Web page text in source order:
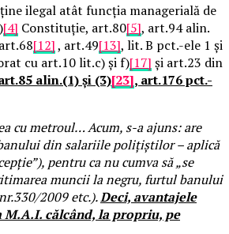
ilegal atât funcția managerială de
[4] Constituție, art.80[5], art.94 alin.
[12], art.49[13], lit. B pct.-ele 1 și
cu art.10 lit.c) și f)[17] și art.23 din
alin.(1) și (3)[23], art.176 pct.-
cu metroul… Acum, s-a ajuns: are
din salariile polițiștilor – aplică
pentru ca nu cumva să „se
muncii la negru, furtul banului
2009 etc.).Deci, avantajele
călcând, la propriu, pe